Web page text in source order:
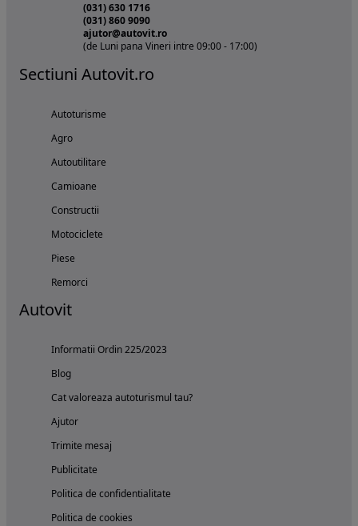
(031) 630 1716
(031) 860 9090
ajutor@autovit.ro
(de Luni pana Vineri intre 09:00 - 17:00)
Sectiuni Autovit.ro
Autoturisme
Agro
Autoutilitare
Camioane
Constructii
Motociclete
Piese
Remorci
Autovit
Informatii Ordin 225/2023
Blog
Cat valoreaza autoturismul tau?
Ajutor
Trimite mesaj
Publicitate
Politica de confidentialitate
Politica de cookies